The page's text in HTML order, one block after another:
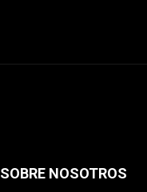
SOBRE NOSOTROS